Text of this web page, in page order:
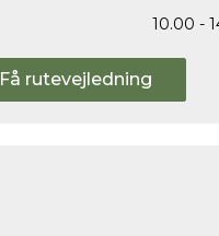
10.00 -
Få rutevejledning